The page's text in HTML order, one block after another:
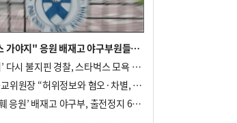
"스타벅스 가야지" 응원 배재고 야구부원들, 학교서 징계 처분
‘탱크데이’ 다시 불지핀 경찰, 스타벅스 모욕 혐의 압수수색
차정인 국교위원장 “허위정보와 혐오·차별, 학교 교실까지 유입"
‘5·18 폄훼 응원’ 배재고 야구부, 출전정지 6개월→1개월 감경